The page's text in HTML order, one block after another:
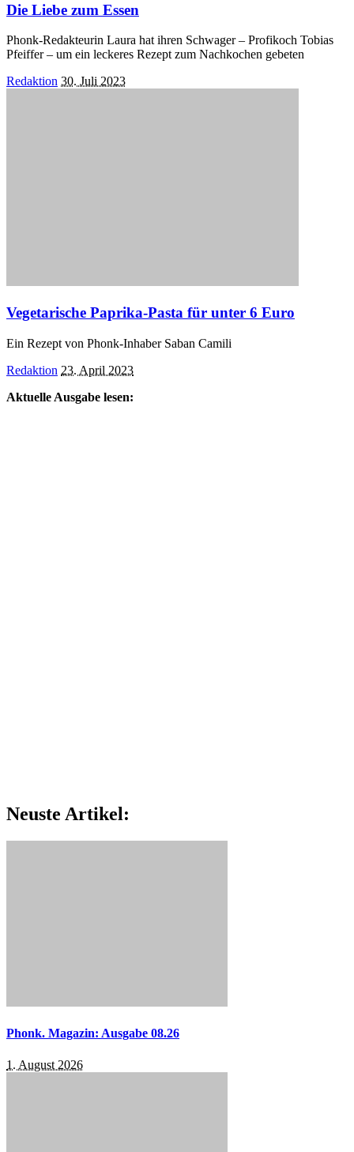
Die Liebe zum Essen
Phonk-Redakteurin Laura hat ihren Schwager – Profikoch Tobias
Pfeiffer – um ein leckeres Rezept zum Nachkochen gebeten
Posted
Redaktion 30. Juli 2023
Vegetarische Paprika-Pasta für unter 6 Euro
Ein Rezept von Phonk-Inhaber Saban Camili
Posted
Redaktion 23. April 2023
Aktuelle Ausgabe lesen:
Neuste Artikel:
Phonk. Magazin: Ausgabe 08.26
1. August 2026